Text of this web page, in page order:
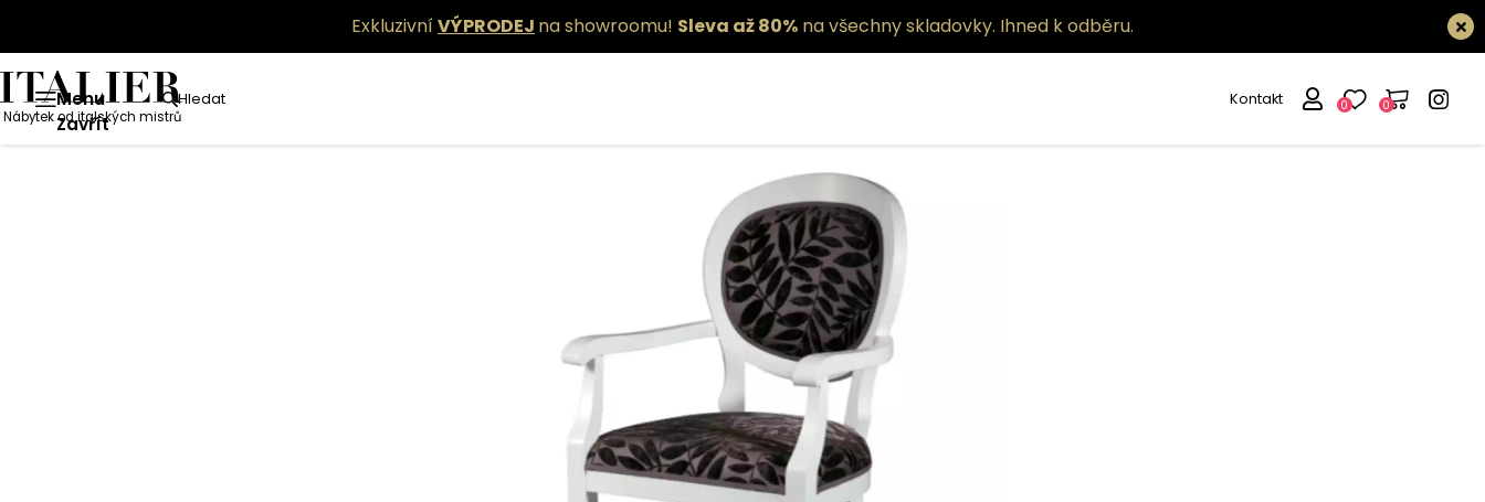
ExkluzivníVÝPRODEJ na showroomu! Sleva až 80% na všechny skladovky. Ihned k odběru.
Menu
Zavřít
Hledat
Nábytek od italských mistrů
Kontakt 0 0